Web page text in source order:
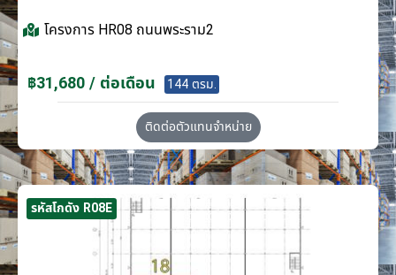
โครงการ HR08 ถนนพระราม2
฿31,680 / ต่อเดือน 144 ตรม.
ติดต่อตัวแทนจำหน่าย
รหัสโกดัง R08E